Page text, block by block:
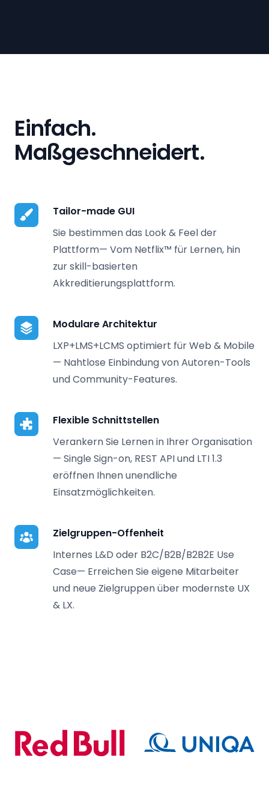
Einfach.
Maßgeschneidert.
Tailor-made GUI
Sie bestimmen das Look & Feel der
Plattform— Vom Netflix™ für Lernen, hin
zur skill-basierten
Akkreditierungsplattform.
Modulare Architektur
LXP+LMS+LCMS optimiert für Web & Mobile
— Nahtlose Einbindung von Autoren-Tools
und Community-Features.
Flexible Schnittstellen
Verankern Sie Lernen in Ihrer Organisation
— Single Sign-on, REST API und LTI 1.3
eröffnen Ihnen unendliche
Einsatzmöglichkeiten.
Zielgruppen-Offenheit
Internes L&D oder B2C/B2B/B2B2E Use
Case— Erreichen Sie eigene Mitarbeiter
und neue Zielgruppen über modernste UX
& LX.